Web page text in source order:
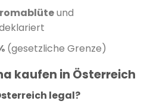
und
(gesetzliche Grenze)
kaufen in Österreich
legal?